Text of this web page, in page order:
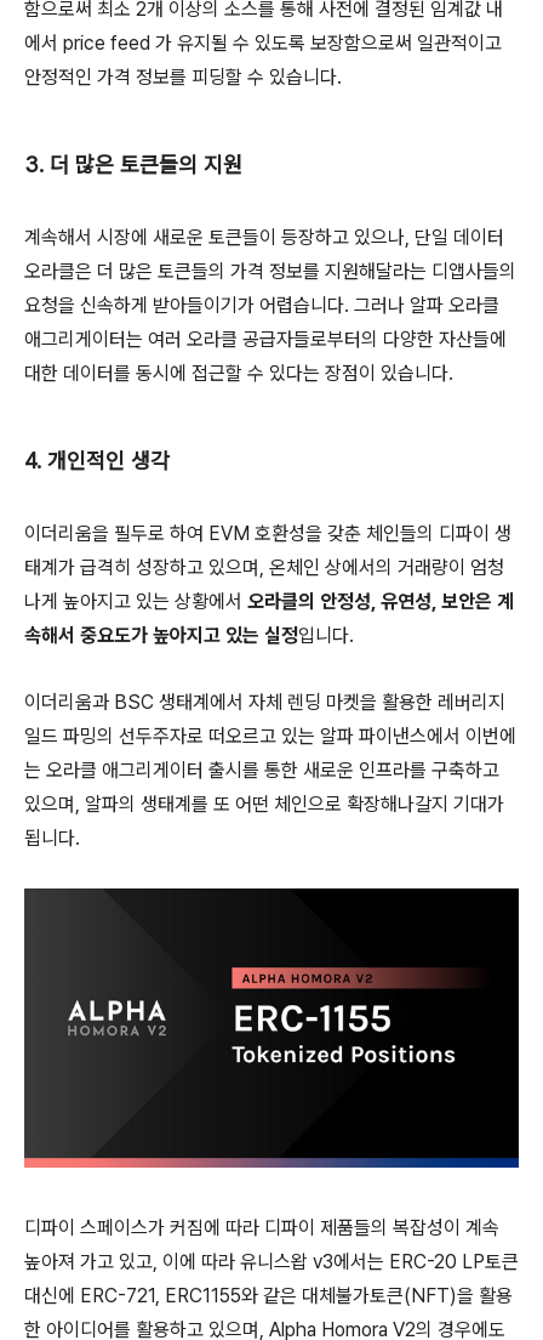
함으로써 최소 2개 이상의 소스를 통해 사전에 결정된 임계값 내
에서 price feed 가 유지될 수 있도록 보장함으로써 일관적이고
안정적인 가격 정보를 피딩할 수 있습니다.
3. 더 많은 토큰들의 지원
계속해서 시장에 새로운 토큰들이 등장하고 있으나, 단일 데이터
오라클은 더 많은 토큰들의 가격 정보를 지원해달라는 디앱사들의
요청을 신속하게 받아들이기가 어렵습니다. 그러나 알파 오라클
애그리게이터는 여러 오라클 공급자들로부터의 다양한 자산들에
대한 데이터를 동시에 접근할 수 있다는 장점이 있습니다.
4. 개인적인 생각
이더리움을 필두로 하여 EVM 호환성을 갖춘 체인들의 디파이 생
태계가 급격히 성장하고 있으며, 온체인 상에서의 거래량이 엄청
나게 높아지고 있는 상황에서 오라클의 안정성, 유연성, 보안은 계
속해서 중요도가 높아지고 있는 실정입니다.
이더리움과 BSC 생태계에서 자체 렌딩 마켓을 활용한 레버리지
일드 파밍의 선두주자로 떠오르고 있는 알파 파이낸스에서 이번에
는 오라클 애그리게이터 출시를 통한 새로운 인프라를 구축하고
있으며, 알파의 생태계를 또 어떤 체인으로 확장해나갈지 기대가
됩니다.
디파이 스페이스가 커짐에 따라 디파이 제품들의 복잡성이 계속
높아져 가고 있고, 이에 따라 유니스왑 v3에서는 ERC-20 LP토큰
대신에 ERC-721, ERC1155와 같은 대체불가토큰(NFT)을 활용
한 아이디어를 활용하고 있으며, Alpha Homora V2의 경우에도